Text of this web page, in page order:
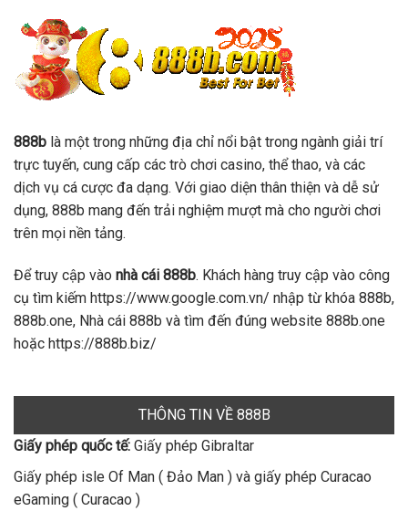
888b là một trong những địa chỉ nổi bật trong ngành giải trí
trực tuyến, cung cấp các trò chơi casino, thể thao, và các
dịch vụ cá cược đa dạng. Với giao diện thân thiện và dễ sử
dụng, 888b mang đến trải nghiệm mượt mà cho người chơi
trên mọi nền tảng.
Để truy cập vào nhà cái 888b. Khách hàng truy cập vào công
cụ tìm kiếm https://www.google.com.vn/ nhập từ khóa 888b,
888b.one, Nhà cái 888b và tìm đến đúng website 888b.one
hoặc https://888b.biz/
THÔNG TIN VỀ 888B
Giấy phép quốc tế: Giấy phép Gibraltar
Giấy phép isle Of Man ( Đảo Man ) và giấy phép Curacao
eGaming ( Curacao )